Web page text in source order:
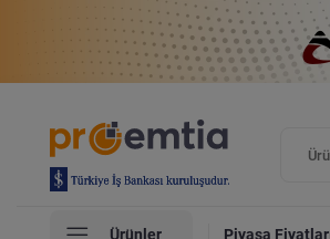
Ürünler Piyasa